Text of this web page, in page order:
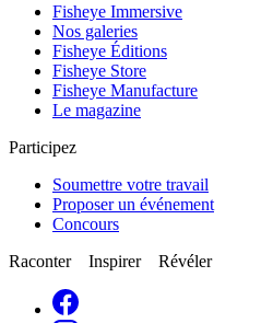
Fisheye Immersive
Nos galeries
Fisheye Éditions
Fisheye Store
Fisheye Manufacture
Le magazine
Participez
Soumettre votre travail
Proposer un événement
Concours
Raconter Inspirer Révéler